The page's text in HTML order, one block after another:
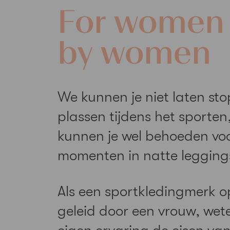
For women
by women
We kunnen je niet laten
plassen tijdens het
kunnen je wel behoeden
momenten in natte
Als een sportkledingmerk
geleid door een vrouw,